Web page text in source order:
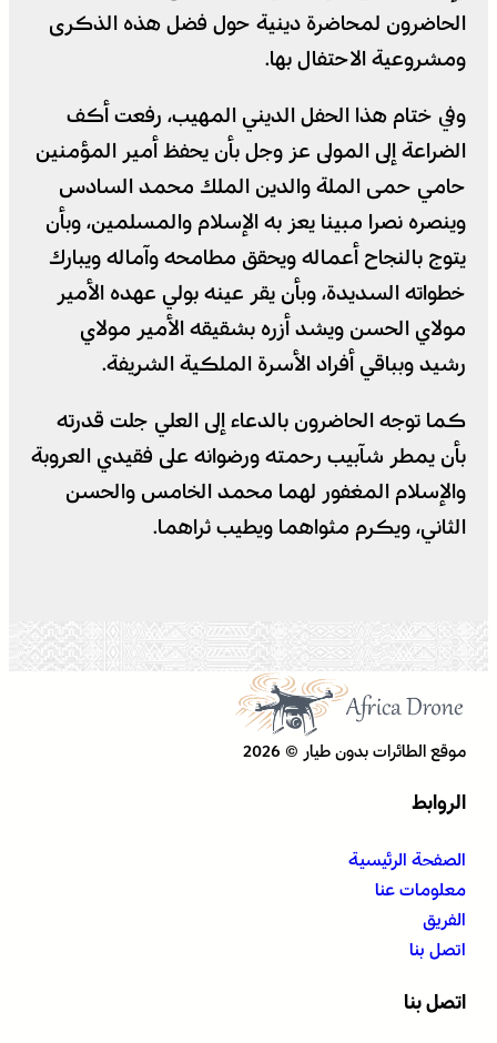
الحاضرون لمحاضرة دينية حول فضل هذه الذكرى
ومشروعية الاحتفال بها.
وفي ختام هذا الحفل الديني المهيب، رفعت أكف
الضراعة إلى المولى عز وجل بأن يحفظ أمير المؤمنين
حامي حمى الملة والدين الملك محمد السادس
وينصره نصرا مبينا يعز به الإسلام والمسلمين، وبأن
يتوج بالنجاح أعماله ويحقق مطامحه وآماله ويبارك
خطواته السديدة، وبأن يقر عينه بولي عهده الأمير
مولاي الحسن ويشد أزره بشقيقه الأمير مولاي
رشيد وبباقي أفراد الأسرة الملكية الشريفة.
كما توجه الحاضرون بالدعاء إلى العلي جلت قدرته
بأن يمطر شآبيب رحمته ورضوانه على فقيدي العروبة
والإسلام المغفور لهما محمد الخامس والحسن
الثاني، ويكرم مثواهما ويطيب ثراهما.
موقع الطائرات بدون طيار © 2026
الروابط
الصفحة الرئيسية
معلومات عنا
الفريق
اتصل بنا
اتصل بنا